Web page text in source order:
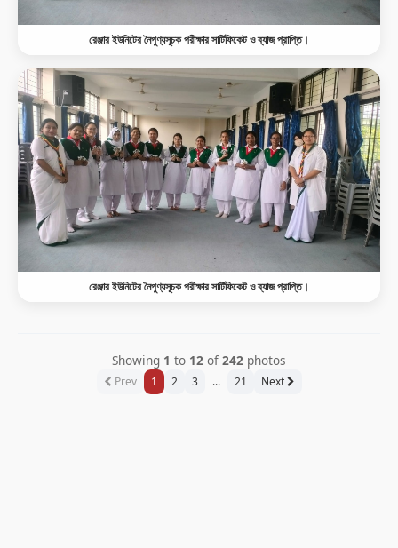
রেঞ্জার ইউনিটের নৈপুণ্যসূচক পরীক্ষার সার্টিফিকেট ও ব্যাজ প্রাপ্তি।
রেঞ্জার ইউনিটের নৈপুণ্যসূচক পরীক্ষার সার্টিফিকেট ও ব্যাজ প্রাপ্তি।
Showing 1 to 12 of 242 photos
Prev 1 2 3 ... 21 Next